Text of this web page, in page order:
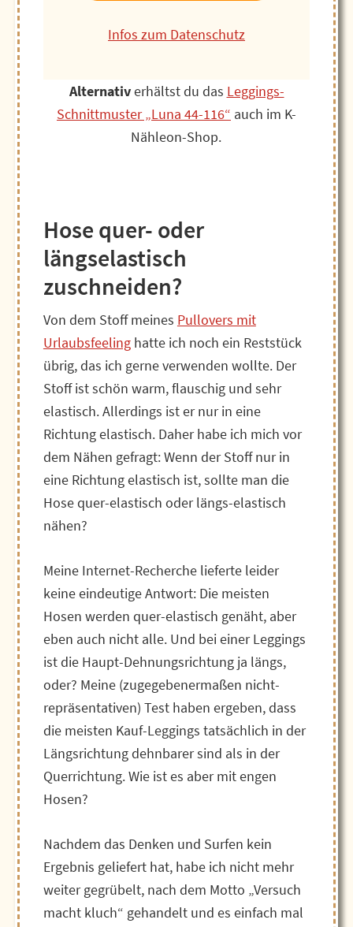
Infos zum Datenschutz
Alternativerhältst du das Leggings-
Schnittmuster „Luna 44-116“ auch im K-
Nähleon-Shop.
Hose quer- oder
längselastisch
zuschneiden?
Von dem Stoff meines Pullovers mit
Urlaubsfeelinghatte ich noch ein Reststück
übrig, das ich gerne verwenden wollte. Der
Stoff ist schön warm, flauschig und sehr
elastisch. Allerdings ist er nur in eine
Richtung elastisch. Daher habe ich mich vor
dem Nähen gefragt: Wenn der Stoff nur in
eine Richtung elastisch ist, sollte man die
Hose quer-elastisch oder längs-elastisch
nähen?
Meine Internet-Recherche lieferte leider
keine eindeutige Antwort: Die meisten
Hosen werden quer-elastisch genäht, aber
eben auch nicht alle. Und bei einer Leggings
ist die Haupt-Dehnungsrichtung ja längs,
oder? Meine (zugegebenermaßen nicht-
repräsentativen) Test haben ergeben, dass
die meisten Kauf-Leggings tatsächlich in der
Längsrichtung dehnbarer sind als in der
Querrichtung. Wie ist es aber mit engen
Hosen?
Nachdem das Denken und Surfen kein
Ergebnis geliefert hat, habe ich nicht mehr
weiter gegrübelt, nach dem Motto „Versuch
macht kluch“ gehandelt und es einfach mal